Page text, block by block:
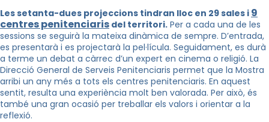
Les setanta-dues projeccions tindran lloc en 29 sales i 9
centres penitenciaris del territori. Per a cada una de les
sessions se seguirà la mateixa dinàmica de sempre. D’entrada,
es presentarà i es projectarà la pel·lícula. Seguidament, es durà
a terme un debat a càrrec d’un expert en cinema o religió. La
Direcció General de Serveis Penitenciaris permet que la Mostra
arribi un any més a tots els centres penitenciaris. En aquest
sentit, resulta una experiència molt ben valorada. Per això, és
també una gran ocasió per treballar els valors i orientar a la
reflexió.